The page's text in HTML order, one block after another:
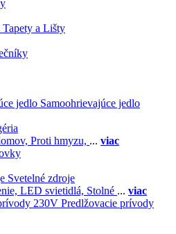
Tapety a Lišty
Samoohrievajúce jedlo
Proti hmyzu, ... viac
Svetelné zdroje
LED svietidlá, Stolné ... viac
Predlžovacie prívody